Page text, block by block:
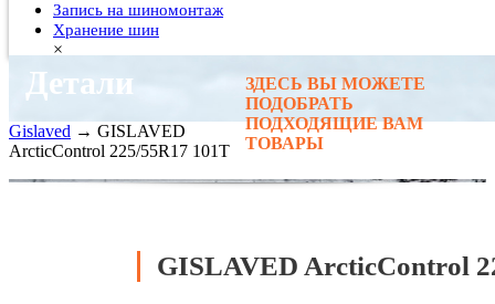
Запись на шиномонтаж
Хранение шин
×
Детали
ЗДЕСЬ ВЫ МОЖЕТЕ
ПОДОБРАТЬ
ПОДХОДЯЩИЕ ВАМ
ТОВАРЫ
Gislaved → GISLAVED
ArcticControl 225/55R17 101T
GISLAVED ArcticControl